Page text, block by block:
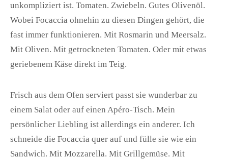
unkompliziert ist. Tomaten. Zwiebeln. Gutes Olivenöl.
Wobei Focaccia ohnehin zu diesen Dingen gehört, die
fast immer funktionieren. Mit Rosmarin und Meersalz.
Mit Oliven. Mit getrockneten Tomaten. Oder mit etwas
geriebenem Käse direkt im Teig.
Frisch aus dem Ofen serviert passt sie wunderbar zu
einem Salat oder auf einen Apéro-Tisch. Mein
persönlicher Liebling ist allerdings ein anderer. Ich
schneide die Focaccia quer auf und fülle sie wie ein
Sandwich. Mit Mozzarella. Mit Grillgemüse. Mit